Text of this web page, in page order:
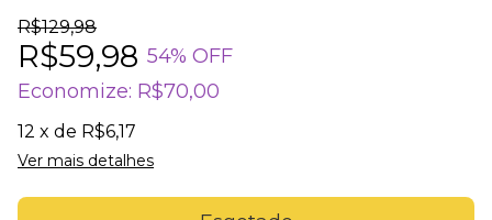
R$129,98
R$59,98 54% OFF
Economize: R$70,00
12 x de R$6,17
Ver mais detalhes